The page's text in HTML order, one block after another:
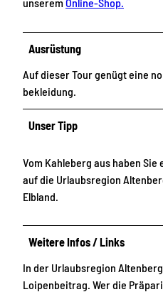
unserem Online-Shop.
Ausrüstung
Auf dieser Tour genügt eine
bekleidung.
Unser Tipp
Vom Kahleberg aus haben
auf die Urlaubsregion
Elbland.
Weitere Infos / Links
In der Urlaubsregion
Loipenbeitrag. Wer die